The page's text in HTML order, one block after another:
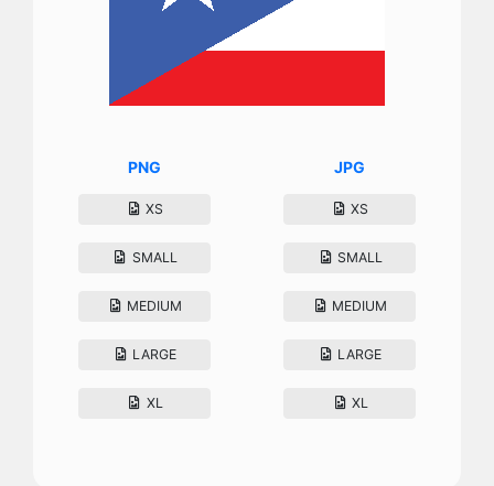
PNG
XS
SMALL
MEDIUM
LARGE
XL
JPG
XS
SMALL
MEDIUM
LARGE
XL